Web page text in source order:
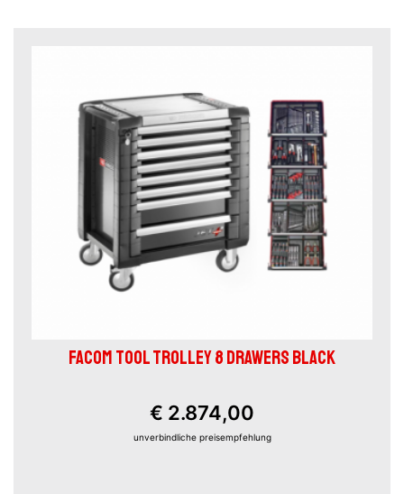
FACOM TOOL TROLLEY 8 DRAWERS BLACK
€ 2.874,00
unverbindliche preisempfehlung